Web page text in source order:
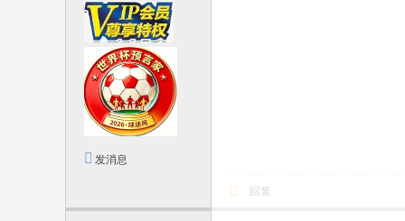
发消息
回复